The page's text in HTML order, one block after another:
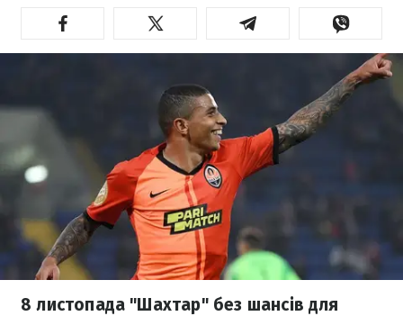
8 листопада "Шахтар" без шансів для